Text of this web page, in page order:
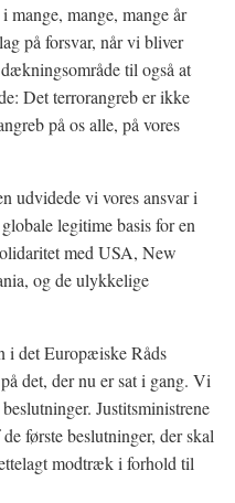
mange, mange, mange år
på forsvar, når vi bliver
til også at
Det terrorangreb er ikke
på os alle, på vores
udvidede vi vores ansvar i
legitime basis for en
med USA, New
og de ulykkelige
i det Europæiske Råds
det, der nu er sat i gang. Vi
Justitsministrene
første beslutninger, der skal
modtræk i forhold til